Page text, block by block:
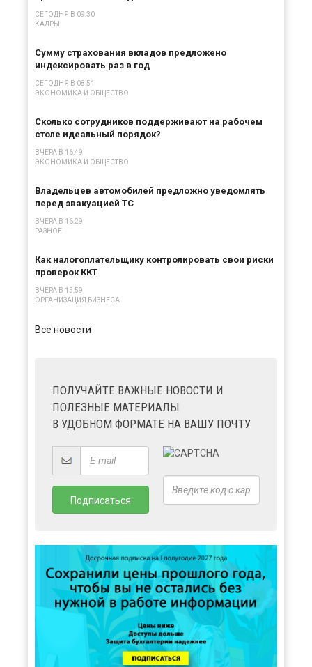
СЕГОДНЯ В 09:30
КАДРЫ
Сумму страхования вкладов предложено
индексировать раз в год
СЕГОДНЯ В 08:51
ЭКОНОМИКА И ОБЩЕСТВО
Сколько сотрудников поддерживают на рабочем
столе идеальный порядок?
ВЧЕРА В 16:49
ЭКОНОМИКА И ОБЩЕСТВО
Владельцев автомобилей предложно уведомлять
перед эвакуацией ТС
ВЧЕРА В 16:29
РАЗНОЕ
Как налогоплательщику контролировать свои риски
проверок ККТ
ВЧЕРА В 15:59
ОРГАНИЗАЦИЯ БИЗНЕСА
Все новости
ПОЛУЧАЙТЕ ВАЖНЫЕ НОВОСТИ И
ПОЛЕЗНЫЕ МАТЕРИАЛЫ
В УДОБНОМ ФОРМАТЕ НА ВАШУ ПОЧТУ